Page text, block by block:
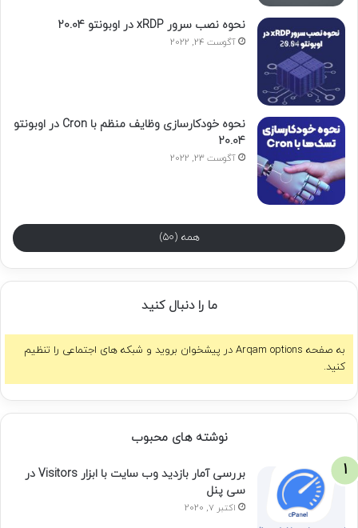
نحوه نصب سرور xRDP در اوبونتو 20.04
آگوست 24, 2022
نحوه خودکارسازی وظایف منظم با Cron در اوبونتو
20.04
آگوست 23, 2022
همه (50)
ما را دنبال کنید
به صفحه Arqam options در پیشخوان بروید و شبکه های اجتماعی را تنظیم
کنید.
نوشته های محبوب
بررسی آمار بازدید وب سایت با ابزار Visitors در
سی پنل
اکتبر 7, 2020